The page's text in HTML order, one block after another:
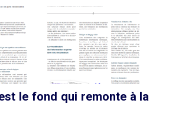
le fond qui remonte à la